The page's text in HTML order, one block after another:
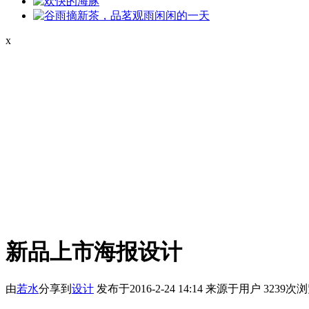
x
新品上市海报设计
由若水分享到 设计 发布于2016-2-24 14:14 来源于用户 3239次